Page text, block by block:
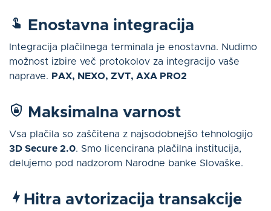
Enostavna integracija
Integracija plačilnega terminala je enostavna. Nudimo
možnost izbire več protokolov za integracijo vaše
naprave. PAX, NEXO, ZVT, AXA PRO2
Maksimalna varnost
Vsa plačila so zaščitena z najsodobnejšo tehnologijo
3D Secure 2.0. Smo licencirana plačilna institucija,
delujemo pod nadzorom Narodne banke Slovaške.
Hitra avtorizacija transakcije